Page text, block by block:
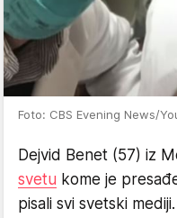
Foto: CBS Evening News/
Dejvid Benet (57) iz
svetu kome je
pisali svi svetski